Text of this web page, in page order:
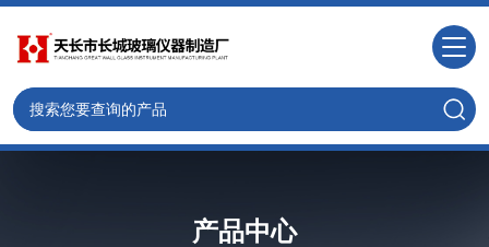
产品中心